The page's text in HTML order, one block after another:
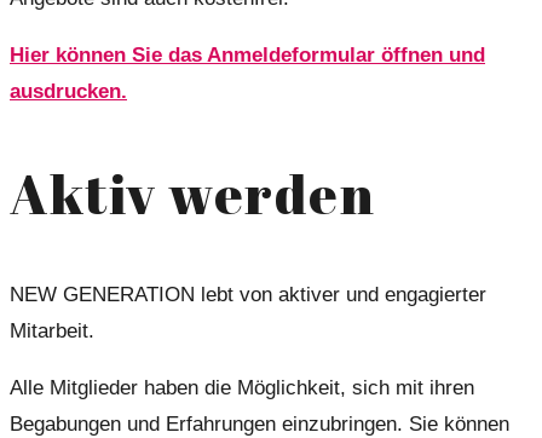
Hier können Sie das Anmeldeformular öffnen und
ausdrucken.
Aktiv werden
NEW GENERATION lebt von aktiver und engagierter
Mitarbeit.
Alle Mitglieder haben die Möglichkeit, sich mit ihren
Begabungen und Erfahrungen einzubringen. Sie können